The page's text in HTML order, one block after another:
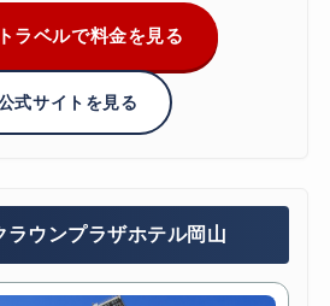
ラベルで料金を見る
公式サイトを見る
ウンプラザホテル岡山